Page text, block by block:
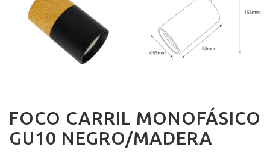
FOCO CARRIL MONOFÁSICO
GU10 NEGRO/MADERA